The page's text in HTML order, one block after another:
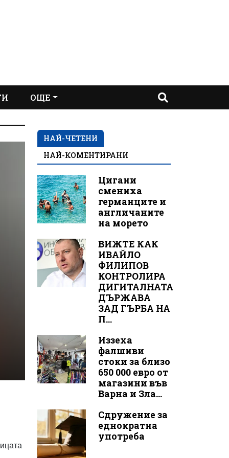
ОЩЕ
НАЙ-ЧЕТЕНИ
НАЙ-КОМЕНТИРАНИ
Цигани
смениха
германците и
англичаните
на морето
ВИЖТЕ КАК
ИВАЙЛО
ФИЛИПОВ
КОНТРОЛИРА
ДИГИТАЛНАТА
ДЪРЖАВА
ЗАД ГЪРБА НА
П...
Иззеха
фалшиви
стоки за близо
650 000 евро от
магазини във
Варна и Зла...
Сдружение за
еднократна
употреба